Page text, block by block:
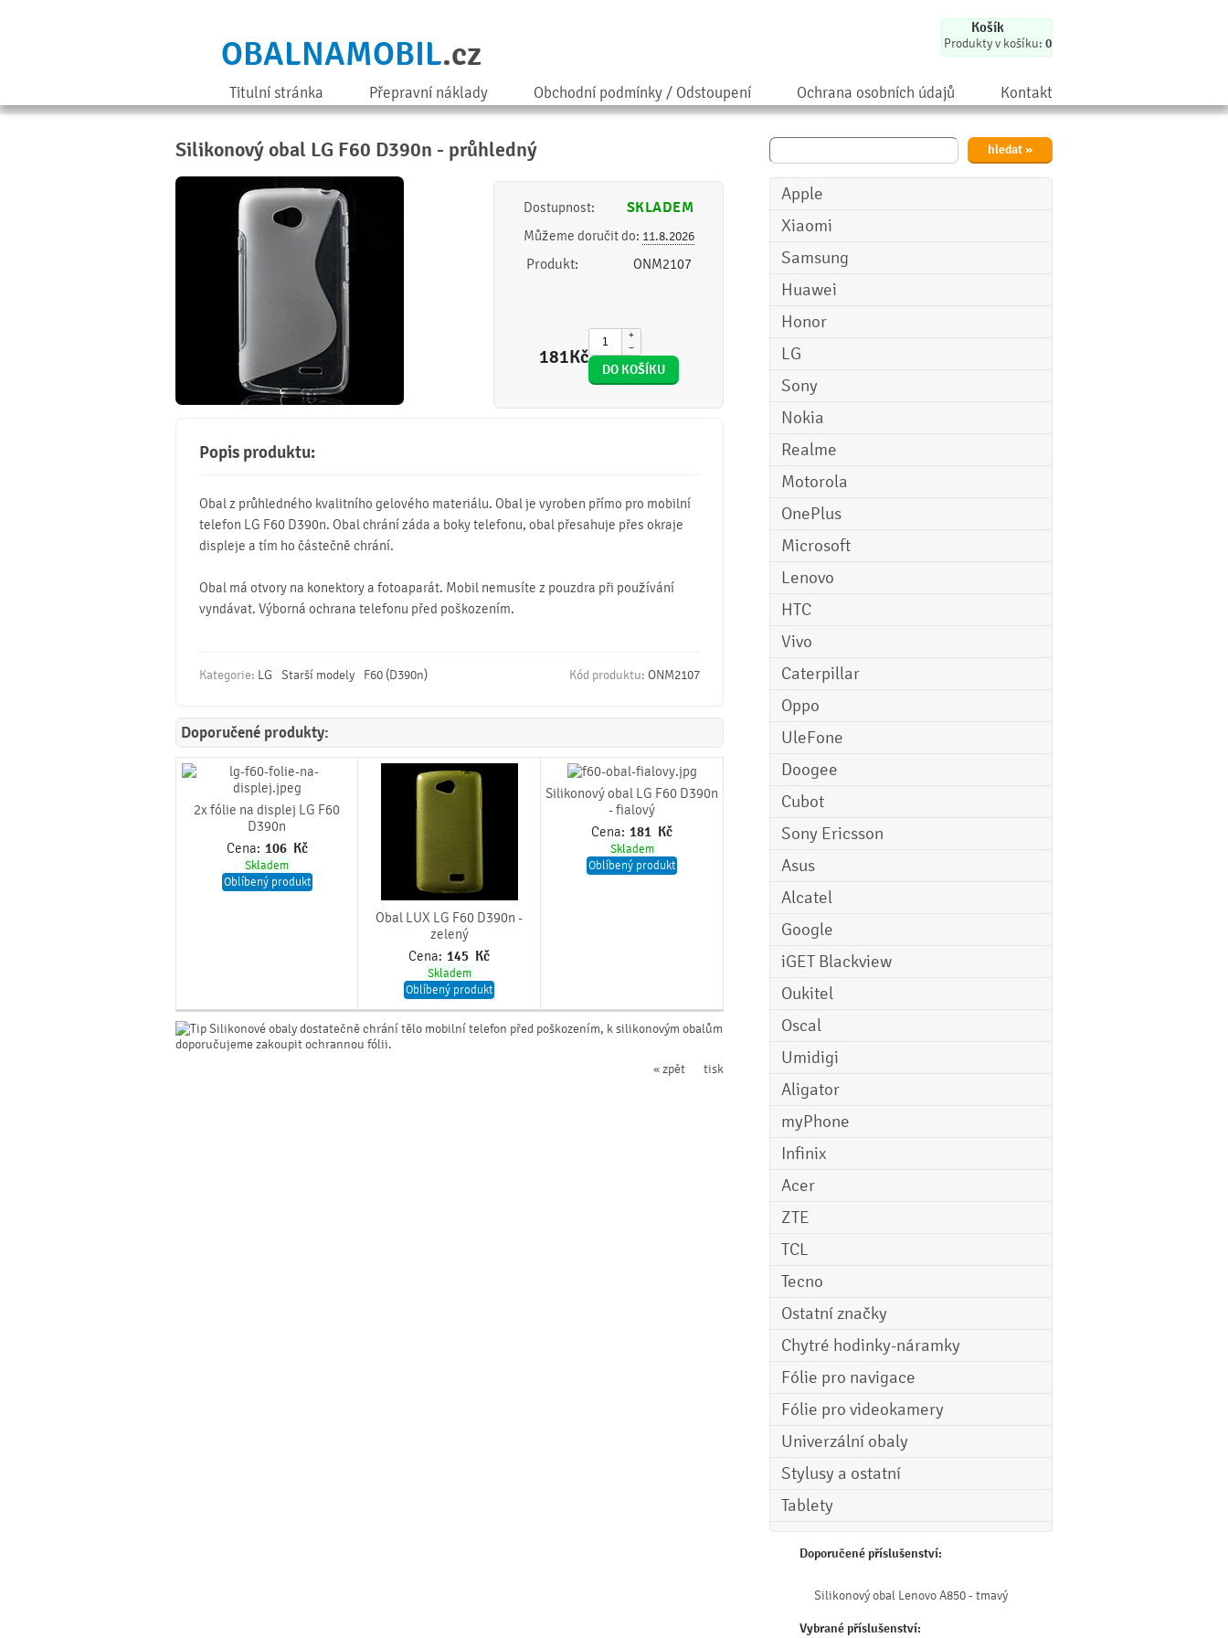
Košík
Produkty v košíku: 0
OBALNAMOBIL.cz
Titulní stránka Přepravní náklady Obchodní podmínky / Odstoupení Ochrana osobních údajů Kontakt
Apple
Xiaomi
Samsung
Huawei
Honor
LG
Sony
Nokia
Realme
Motorola
OnePlus
Microsoft
Lenovo
HTC
Vivo
Caterpillar
Oppo
UleFone
Doogee
Cubot
Sony Ericsson
Asus
Alcatel
Google
iGET Blackview
Oukitel
Oscal
Umidigi
Aligator
myPhone
Infinix
Acer
ZTE
TCL
Tecno
Ostatní značky
Chytré hodinky-náramky
Fólie pro navigace
Fólie pro videokamery
Univerzální obaly
Stylusy a ostatní
Tablety
Doporučené příslušenství:
Silikonový obal Lenovo A850 - tmavý
Vybrané příslušenství:
Silikonový obal LG F60 D390n - průhledný
Dostupnost: SKLADEM
Můžeme doručit do: 11.8.2026
Produkt: ONM2107
181Kč
+
−
Popis produktu:
Obal z průhledného kvalitního gelového materiálu. Obal je vyroben přímo pro mobilní
telefon LG F60 D390n. Obal chrání záda a boky telefonu, obal přesahuje přes okraje
displeje a tím ho částečně chrání.
Obal má otvory na konektory a fotoaparát. Mobil nemusíte z pouzdra při používání
vyndávat. Výborná ochrana telefonu před poškozením.
Kategorie: LG Starší modely F60 (D390n) Kód produktu: ONM2107
Doporučené produkty:
2x fólie na displej LG F60
D390n
Cena: 106 Kč
Skladem
Oblíbený produkt
Obal LUX LG F60 D390n -
zelený
Cena: 145 Kč
Skladem
Oblíbený produkt
Silikonový obal LG F60 D390n
- fialový
Cena: 181 Kč
Skladem
Oblíbený produkt
Silikonové obaly dostatečně chrání tělo mobilní telefon před poškozením, k silikonovým obalům
doporučujeme zakoupit ochrannou fólii.
tisk
« zpět